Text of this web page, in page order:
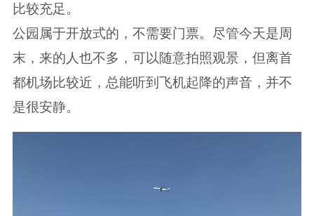
比较充足。
公园属于开放式的，不需要门票。尽管今天是周
末，来的人也不多，可以随意拍照观景，但离首
都机场比较近，总能听到飞机起降的声音，并不
是很安静。